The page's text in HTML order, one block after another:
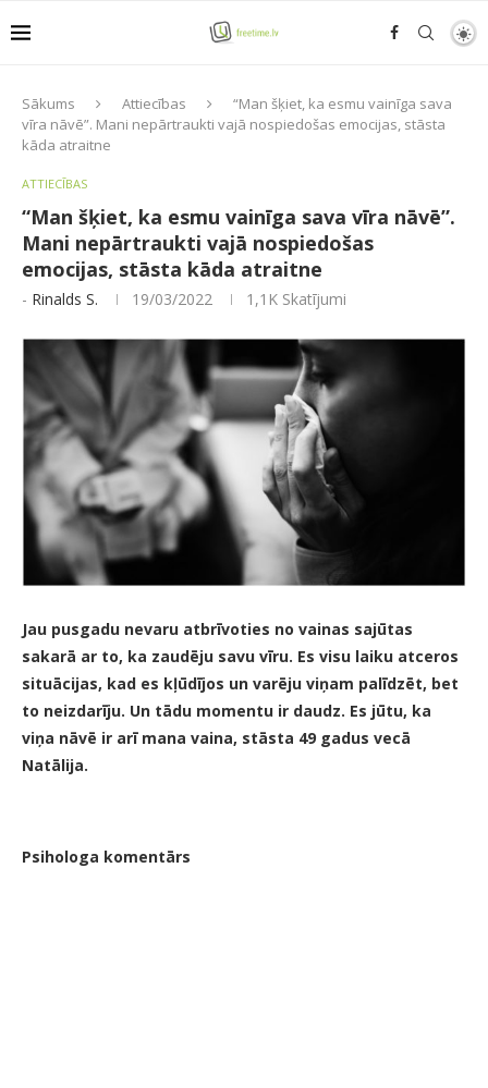
Sākums Attiecības
“Man šķiet, ka esmu vainīga sava
vīra nāvē”. Mani nepārtraukti vajā nospiedošas emocijas, stāsta
kāda atraitne
ATTIECĪBAS
“Man šķiet, ka esmu vainīga sava vīra nāvē”.
Mani nepārtraukti vajā nospiedošas
emocijas, stāsta kāda atraitne
- Rinalds S. 19/03/2022 1,1K Skatījumi
Jau pusgadu nevaru atbrīvoties no vainas sajūtas
sakarā ar to, ka zaudēju savu vīru. Es visu laiku atceros
situācijas, kad es kļūdījos un varēju viņam palīdzēt, bet
to neizdarīju. Un tādu momentu ir daudz. Es jūtu, ka
viņa nāvē ir arī mana vaina, stāsta 49 gadus vecā
Natālija.
Psihologa komentārs